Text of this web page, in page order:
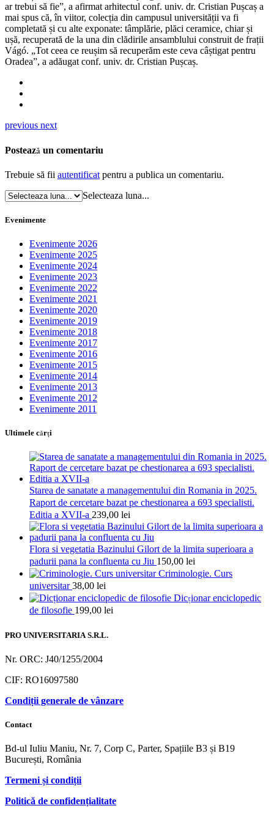
ar trebui să fie”, a afirmat arhitectul conf. univ. dr. Cristian Pușcaș a
mai spus că, în viitor, colecția din campusul universității va fi
completată și cu alte exponate: tâmplărie, plăci ceramice, chiar și
ușă, recuperată de la una din clădirile ansamblului construit de frații
Vágó. „Tot ceea ce reușim să recuperăm este ceva câștigat pentru
Oradea”, a adăugat conf. univ. dr. Cristian Pușcaș.
previous next
Postează un comentariu
Trebuie să fii autentificat pentru a publica un comentariu.
Selecteaza luna...
Evenimente
Evenimente 2026
Evenimente 2025
Evenimente 2024
Evenimente 2023
Evenimente 2022
Evenimente 2021
Evenimente 2020
Evenimente 2019
Evenimente 2018
Evenimente 2017
Evenimente 2016
Evenimente 2015
Evenimente 2014
Evenimente 2013
Evenimente 2012
Evenimente 2011
Ultimele cărţi
Starea de sanatate a managementului din Romania in 2025.
Raport de cercetare bazat pe chestionarea a 693 specialisti.
Editia a XVII-a 239,00 lei
Flora si vegetatia Bazinului Gilort de la limita superioara a
padurii pana la confluenta cu Jiu 150,00 lei
Criminologie. Curs
universitar 38,00 lei
Dicționar enciclopedic
de filosofie 199,00 lei
PRO UNIVERSITARIA S.R.L.
Nr. ORC: J40/1255/2004
CIF: RO16097580
Condiții generale de vânzare
Contact
Bd-ul Iuliu Maniu, Nr. 7, Corp C, Parter, Spațiile B3 și B19
București, România
Termeni și condiții
Politică de confidențialitate